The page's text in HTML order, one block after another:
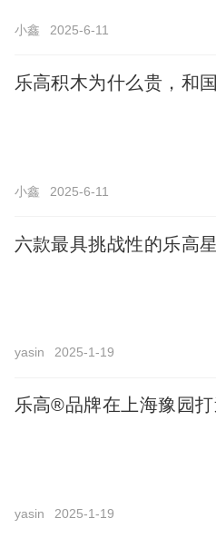
小鑫 2025-6-11
乐高积木为什么贵，和
小鑫 2025-6-11
六款最具挑战性的乐高
yasin 2025-1-19
乐高®品牌在上海豫园打
yasin 2025-1-19